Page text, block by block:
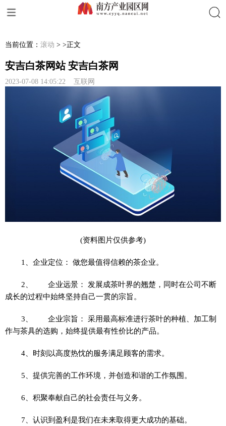
当前位置： 滚动 > >正文
安吉白茶网站 安吉白茶网
2023-07-08 14:05:22 互联网
(资料图片仅供参考)
1、企业定位： 做您最值得信赖的茶企业。
2、 企业远景： 发展成茶叶界的翘楚，同时在公司不断
成长的过程中始终坚持自己一贯的宗旨。
3、 企业宗旨： 采用最高标准进行茶叶的种植、加工制
作与茶具的选购，始终提供最有性价比的产品。
4、时刻以高度热忱的服务满足顾客的需求。
5、提供完善的工作环境，并创造和谐的工作氛围。
6、积聚奉献自己的社会责任与义务。
7、认识到盈利是我们在未来取得更大成功的基础。